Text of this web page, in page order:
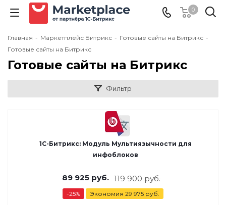
0
Главная - Маркетплейс Битрикс - Готовые сайты на Битрикс -
Готовые сайты на Битрикс
Готовые сайты на Битрикс
Фильтр
1С-Битрикс: Модуль Мультиязычности для
инфоблоков
89 925 руб. 119 900руб.
-25% Экономия 29 975 руб.